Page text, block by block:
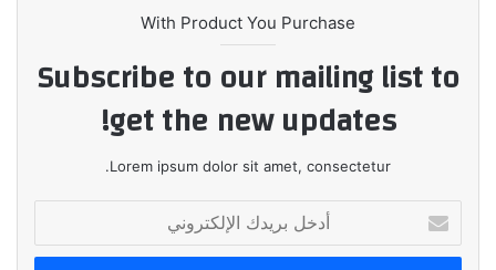
With Product You Purchase
Subscribe to our mailing list to
get the new updates!
Lorem ipsum dolor sit amet, consectetur.
بريدك
الإلكتروني